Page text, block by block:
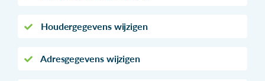
Houdergegevens wijzigen
Adresgegevens wijzigen